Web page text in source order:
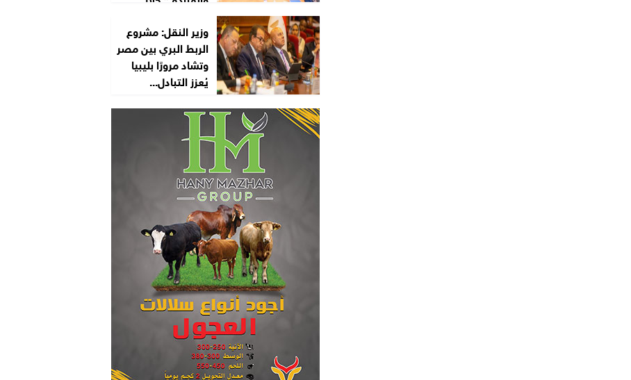
وزير النقل: مشروع
الربط البري بين مصر
وتشاد مرورًا بليبيا
يُعزز التبادل...